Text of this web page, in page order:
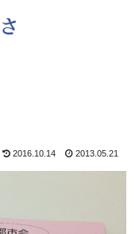
2016.10.14 2013.05.21